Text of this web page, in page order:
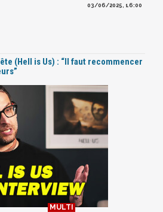
03/06/2025, 16:00
(Hell is Us) : “Il faut recommencer